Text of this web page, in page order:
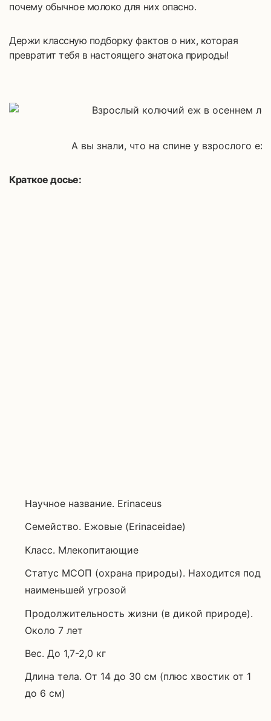
почему обычное молоко для них опасно.
Держи классную подборку фактов о них, которая
превратит тебя в настоящего знатока природы!
А вы знали, что на спине у взрослого
Краткое досье:
Научное название. Erinaceus
Семейство. Ежовые (Erinaceidae)
Класс. Млекопитающие
Статус МСОП (охрана природы). Находится под
наименьшей угрозой
Продолжительность жизни (в дикой природе).
Около 7 лет
Вес. До 1,7-2,0 кг
Длина тела. От 14 до 30 см (плюс хвостик от 1
до 6 см)